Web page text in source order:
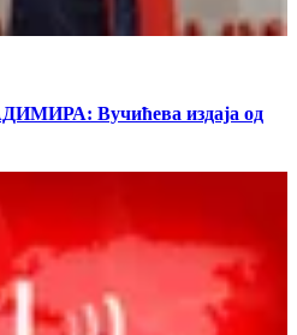
Вучићева издаја од